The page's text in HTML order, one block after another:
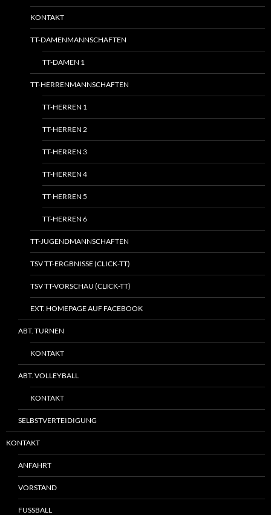
KONTAKT
TT-DAMENMANNSCHAFTEN
TT-DAMEN 1
TT-HERRENMANNSCHAFTEN
TT-HERREN 1
TT-HERREN 2
TT-HERREN 3
TT-HERREN 4
TT-HERREN 5
TT-HERREN 6
TT-JUGENDMANNSCHAFTEN
TSV TT-ERGBNISSE (CLICK-TT)
TSV TT-VORSCHAU (CLICK-TT)
EXT. HOMEPAGE AUF FACEBOOK
ABT. TURNEN
KONTAKT
ABT. VOLLEYBALL
KONTAKT
SELBSTVERTEIDIGUNG
KONTAKT
ANFAHRT
VORSTAND
FUSSBALL